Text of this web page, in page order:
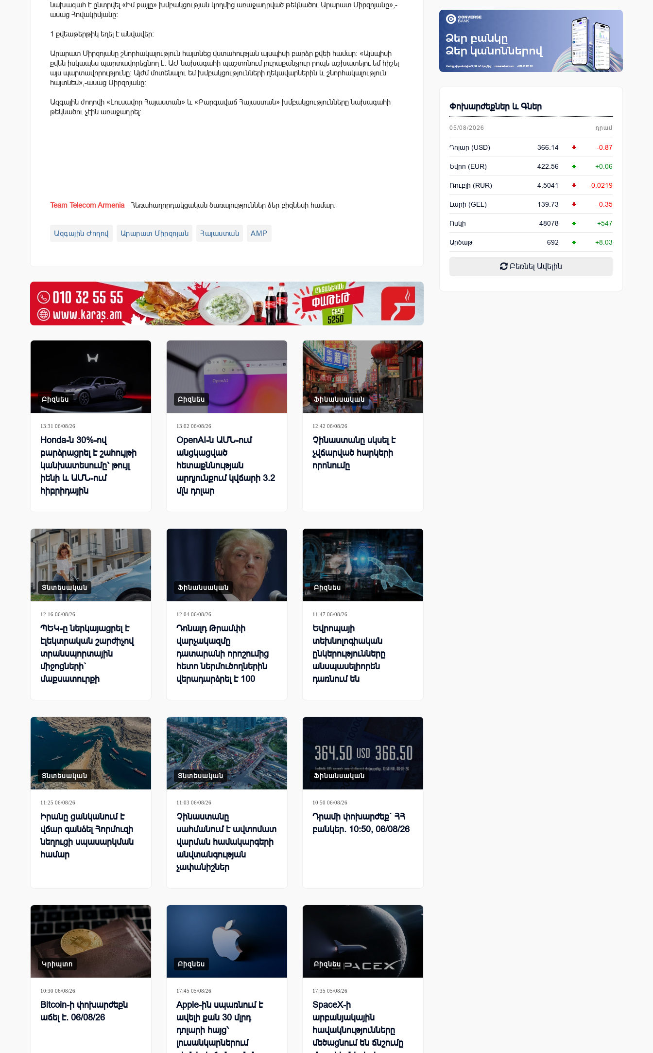
նախագահ է ընտրվել «Իմ քայլը» խմբակցության կողմից առաջադրված թեկնածու Արարատ Միրզոյանը»,-
ասաց Հովակիմյանը:
1 քվեաթերթիկ եղել է անվավեր:
Արարատ Միրզոյանը շնորհակալություն հայտնեց վստահության այսպիսի բարձր քվեի համար: «Այսպիսի
քվեն իսկապես պարտավորեցնող է: ԱԺ նախագահի պաշտոնում յուրաքանչյուր րոպե աշխատելու եմ հիշել
այս պարտավորությունը: Այժմ մոտենալու եմ խմբակցությունների ղեկավարներին և շնորհակալություն
հայտնեմ»,-ասաց Միրզոյանը:
Ազգային ժողովի «Լուսավոր Հայաստան» և «Բարգավաճ Հայաստան» խմբակցությունները նախագահի
թեկնածու չէին առաջադրել:
Team Telecom Armenia - Հեռահաղորդակցական ծառայություններ ձեր բիզնեսի համար:
Ազգային Ժողով Արարատ Միրզոյան Հայաստան AMP
Փոխարժեքներ և Գներ
05/08/2026 դրամ
Դոլար (USD) 366.14 -0.87
Եվրո (EUR) 422.56 +0.06
Ռուբլի (RUR) 4.5041 -0.0219
Լարի (GEL) 139.73 -0.35
Ոսկի 48078 +547
Արծաթ 692 +8.03
Բեռնել Ավելին
Բիզնես
13:31 06/08/26
Honda-ն 30%-ով
բարձրացրել է շահույթի
կանխատեսումը՝ թույլ
իենի և ԱՄՆ-ում
հիբրիդային
շնորհիվ
Բիզնես
13:02 06/08/26
OpenAI-ն ԱՄՆ-ում
անցկացված
հետաքննության
արդյունքում կվճարի 3.2
մլն դոլար
Ֆինանսական
12:42 06/08/26
Չինաստանը սկսել է
չվճարված հարկերի
որոնումը
Տնտեսական
12:16 06/08/26
ՊԵԿ-ը ներկայացրել է
էլեկտրական շարժիչով
տրանսպորտային
միջոցների`
մաքսատուրքի
ը ներառյալ
Ֆինանսական
12:04 06/08/26
Դոնալդ Թրամփի
վարչակազմը
դատարանի որոշումից
հետո ներմուծողներին
վերադարձրել է 100
Բիզնես
11:47 06/08/26
Եվրոպայի
տեխնոլոգիական
ընկերությունները
անսպասելիորեն
դառնում են
գլխավոր շահառուներից
Տնտեսական
11:25 06/08/26
Իրանը ցանկանում է
վճար գանձել Հորմուզի
նեղուցի սպասարկման
համար
Տնտեսական
11:03 06/08/26
Չինաստանը
սահմանում է ավտոմատ
վարման համակարգերի
անվտանգության
չափանիշներ
Ֆինանսական
10:50 06/08/26
Դրամի փոխարժեք` ՀՀ
բանկեր. 10:50, 06/08/26
Կրիպտո
10:30 06/08/26
Bitcoin-ի փոխարժեքն
աճել է. 06/08/26
Բիզնես
17:45 05/08/26
Apple-ին սպառնում է
ավելի քան 30 մլրդ
դոլարի հայց՝
լուսանկարներում
Բիզնես
17:35 05/08/26
SpaceX-ի
արբանյակային
հավակնությունները
մեծացնում են ճնշումը